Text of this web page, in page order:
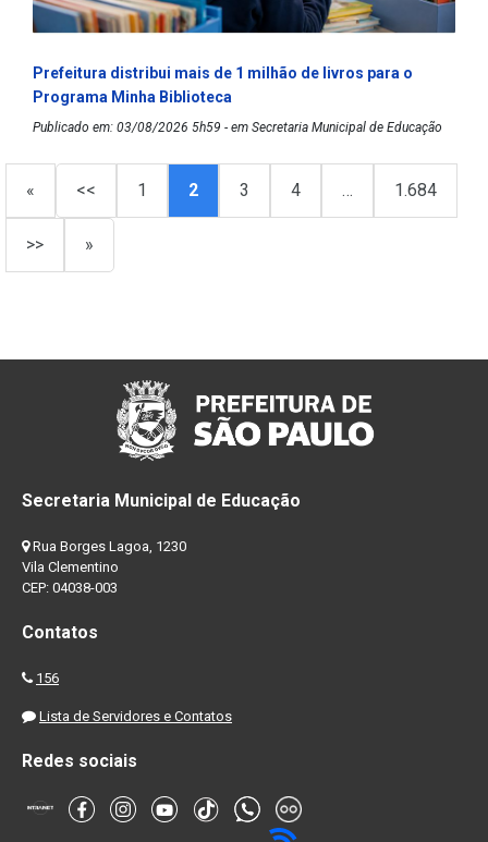
Prefeitura distribui mais de 1 milhão de livros para o
Programa Minha Biblioteca
Publicado em: 03/08/2026 5h59 - em Secretaria Municipal de Educação
« << 1 2 3 4 … 1.684
>> »
Secretaria Municipal de Educação
Rua Borges Lagoa, 1230
Vila Clementino
CEP: 04038-003
Contatos
156
Lista de Servidores e Contatos
Redes sociais